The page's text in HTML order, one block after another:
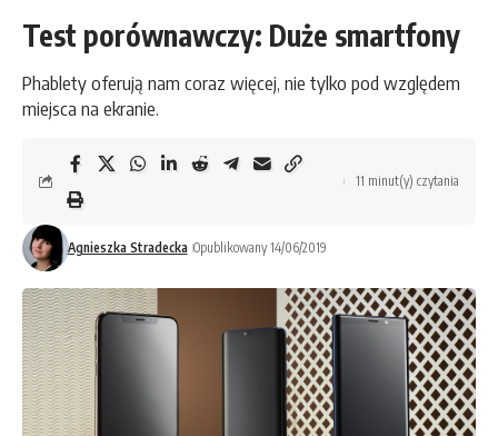
Test porównawczy: Duże smartfony
Phablety oferują nam coraz więcej, nie tylko pod względem
miejsca na ekranie.
Agnieszka Stradecka Opublikowany 14/06/2019
11 minut(y) czytania